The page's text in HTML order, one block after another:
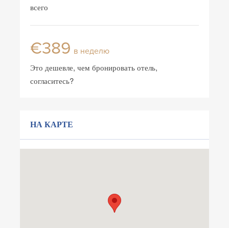
всего
€389 в неделю
Это дешевле, чем бронировать отель,
согласитесь?
НА КАРТЕ